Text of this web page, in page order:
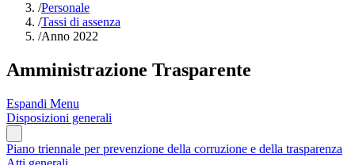
/Personale
/Tassi di assenza
/Anno 2022
Amministrazione Trasparente
Espandi Menu
Disposizioni generali
Piano triennale per prevenzione della corruzione e della trasparenza